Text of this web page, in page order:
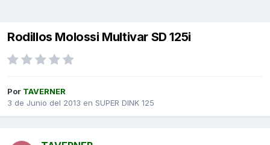
Rodillos Molossi Multivar SD 125i
Por TAVERNER
3 de Junio del 2013 en SUPER DINK 125